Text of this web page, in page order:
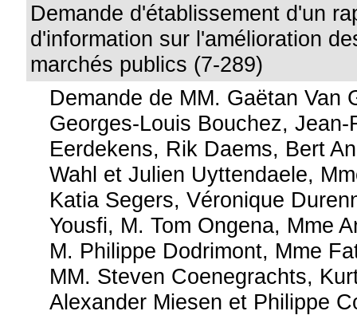
Demande d'établissement d'un
d'information sur l'amélioration
marchés publics (7-289)
Demande de MM. Gaëtan Van
Georges-Louis Bouchez, Jean-
Eerdekens, Rik Daems, Bert
Wahl et Julien Uyttendaele,
Katia Segers, Véronique
Yousfi, M. Tom Ongena, Mme
M. Philippe Dodrimont, Mme
MM. Steven Coenegrachts,
Alexander Miesen et Philippe